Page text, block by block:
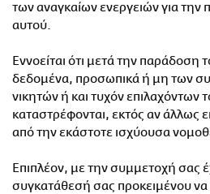
των αναγκαίων ενεργειών για
αυτού.
Εννοείται ότι μετά την
δεδομένα, προσωπικά ή μη των
νικητών ή και τυχόν επιλαχόντων
καταστρέφονται, εκτός αν άλλως
από την εκάστοτε ισχύουσα
Επιπλέον, με την συμμετοχή σας
συγκατάθεσή σας προκειμένου